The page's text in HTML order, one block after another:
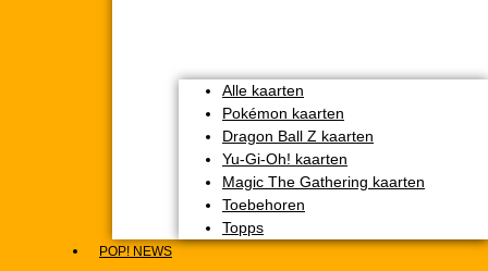
Alle kaarten
Pokémon kaarten
Dragon Ball Z kaarten
Yu-Gi-Oh! kaarten
Magic The Gathering kaarten
Toebehoren
Topps
POP! NEWS